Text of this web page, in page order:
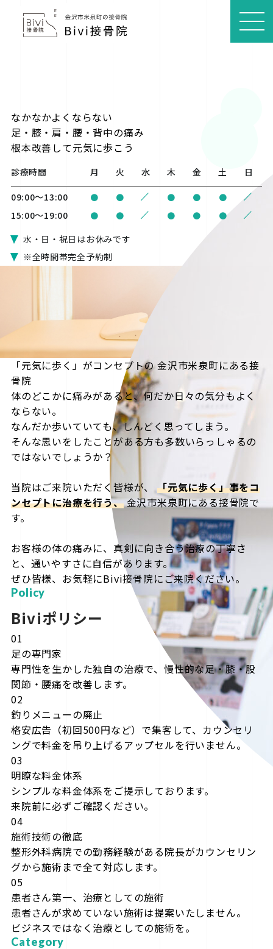
MEN
U
なかなかよくならない
足・膝・肩・腰・背中の痛み
根本改善 して元気に歩こう
診療時間 月 火 水 木 金 土 日
09:00〜13:00 ● ● / ● ● ● /
15:00〜19:00 ● ● / ● ● ● /
水・日・祝日はお休みです
※全時間帯完全予約制
「元気に歩く」がコンセプトの金沢市米泉町にある接
骨院
体のどこかに痛みがあると、何だか日々の気分もよく
ならない。
なんだか歩いていても、しんどく思ってしまう。
そんな思いをしたことがある方も多数いらっしゃるの
ではないでしょうか？
当院はご来院いただく皆様が、
「元気に歩く」事をコ
ンセプトに治療を行う、金沢市米泉町にある接骨院で
す。
お客様の体の痛みに、真剣に向き合う治療の丁寧さ
と、通いやすさに自信があります。
ぜひ皆様、お気軽にBivi接骨院にご来院ください。
Policy
Biviポリシー
01
足の専門家
専門性を生かした独自の治療で、慢性的な足・膝・股
関節・腰痛を改善します。
02
釣りメニューの廃止
格安広告（初回500円など）で集客して、カウンセリ
ングで料金を吊り上げるアップセルを行いません。
03
明瞭な料金体系
シンプルな料金体系をご提示しております。
来院前に必ずご確認ください。
04
施術技術の徹底
整形外科病院での勤務経験がある院長がカウンセリン
グから施術まで全て対応します。
05
患者さん第一、治療としての施術
患者さんが求めていない施術は提案いたしません。
ビジネスではなく治療としての施術を。
Category